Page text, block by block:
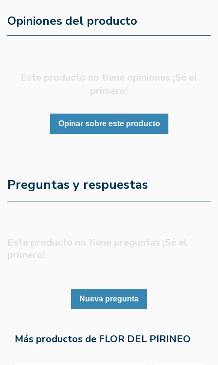
Opiniones del producto
Este producto no tiene opiniones ¡Sé el
primero!
Opinar sobre este producto
Preguntas y respuestas
Este producto no tiene preguntas ¡Sé el
primero!
Nueva pregunta
Más productos de FLOR DEL PIRINEO